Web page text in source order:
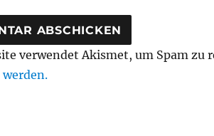
verwendet Akismet, um Spam zu